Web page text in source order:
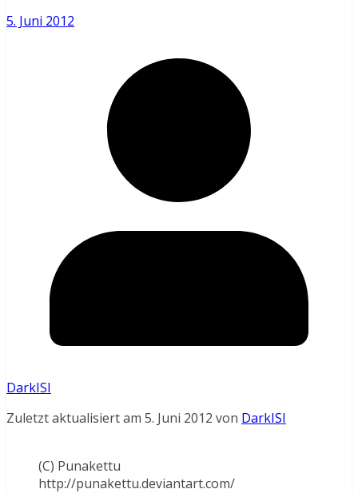
5. Juni 2012
DarkISI
Zuletzt aktualisiert am 5. Juni 2012 von DarkISI
(C) Punakettu
http://punakettu.deviantart.com/